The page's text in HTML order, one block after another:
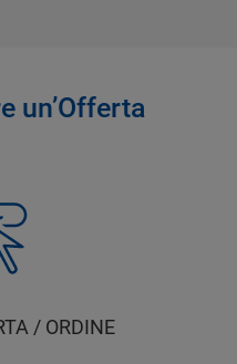
un’Offerta
/ ORDINE